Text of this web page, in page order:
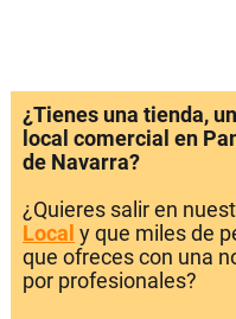
¿Tienes una tienda,
local comercial en
de Navarra?
¿Quieres salir en
Local y que miles de
que ofreces con una
por profesionales?